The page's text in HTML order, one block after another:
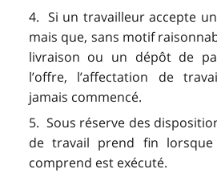
4. Si un travailleur accepte
mais que, sans motif
livraison ou un dépôt de
l’offre, l’affectation de
jamais commencé.
5. Sous réserve des
de travail prend fin
comprend est exécuté.